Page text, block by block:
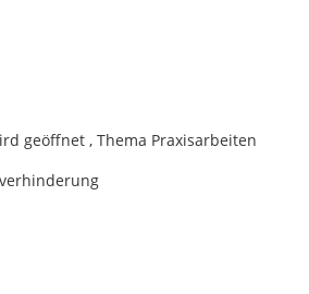
geöffnet , Thema Praxisarbeiten